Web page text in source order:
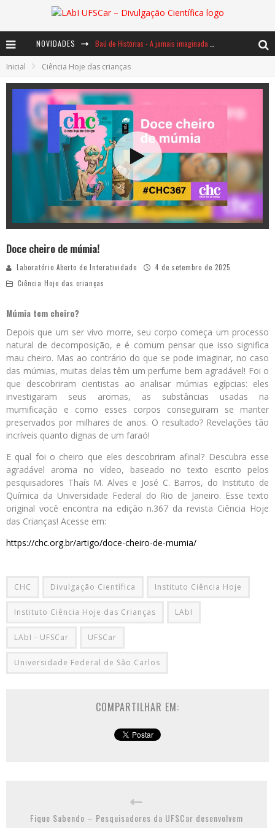
NOVIDADES
Ents: a voz das florestas
Notáveis: Bertha Lutz
Inicial Ciência Hoje das crianças
Doce cheiro de múmia!
Laboratório Aberto de Interatividade
4 de setembro de 2025
Ciência Hoje das crianças
Múmia tem cheiro?
Depois que um ser vivo morre, seu corpo começa um processo
natural de decomposição, e é comum pensar que isso significa
mau cheiro. Mas ao contrário do que se pode imaginar, no caso
das múmias, muitas delas têm um perfume bem agradável! Foi o
que descobriram cientistas ao analisar múmias egípcias: eles
investigaram seus aromas, as substâncias usadas na
mumificação e como esses corpos conseguiram se manter
preservados por milhares de anos. O resultado? Revelações tão
incríveis quanto dignas de um faraó!
E qual foi o cheiro que eles descobriram afinal? Descubra esse
agradável aroma no vídeo, baseado no texto escrito pelos
pesquisadores Thaís M. Alves e José C. Barros, do Instituto de
Química da Universidade Federal do Rio de Janeiro. Esse texto
original você encontra na edição n.367 da revista Ciência Hoje
das Crianças! Acesse em:
https://chc.org.br/artigo/doce-cheiro-de-mumia/
CHC Divulgação Científica Instituto Ciência Hoje
Instituto Ciência Hoje das Crianças LAbI
LAbI - UFSCar UFSCar
Universidade Federal de Sâo Carlos
COMPARTILHAR EM:
Fique Sabendo – Pesquisadores da UFSCar desenvolvem